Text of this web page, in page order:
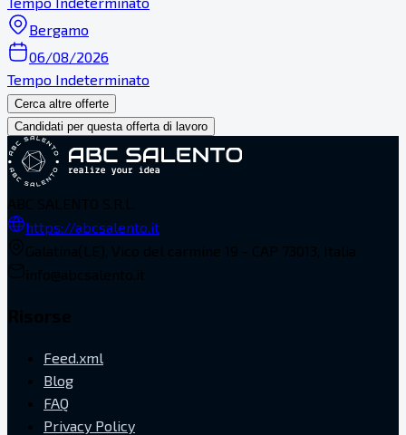
Bergamo
06/08/2026
Tempo Indeterminato
Cerca altre offerte
Candidati per questa offerta di lavoro
https://abcsalento.it
Feed.xml
Blog
FAQ
Privacy Policy